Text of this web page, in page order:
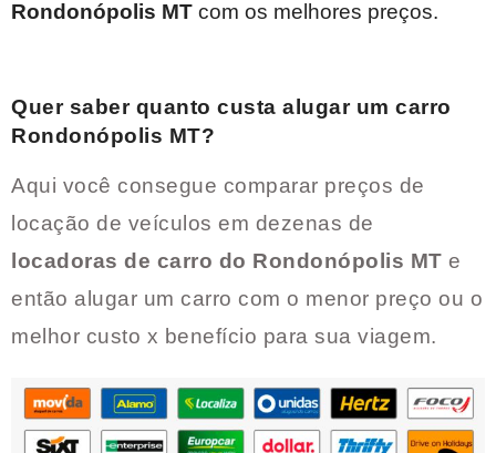
Rondonópolis MT com os melhores preços.
Quer saber quanto custa alugar um carro
Rondonópolis MT?
Aqui você consegue comparar preços de
locação de veículos em dezenas de
locadoras de carro do Rondonópolis MT e
então alugar um carro com o menor preço ou o
melhor custo x benefício para sua viagem.